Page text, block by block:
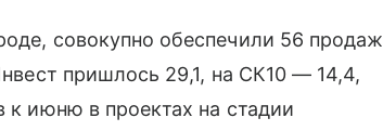
совокупно обеспечили 56 продаж
пришлось 29,1, на СК10 — 14,4,
июню в проектах на стадии